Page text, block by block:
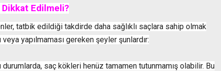
Edilmeli?
tatbik edildiği takdirde daha sağlıklı saçlara sahip olmak
yapılmaması gereken şeyler şunlardır:
saç kökleri henüz tamamen tutunmamış olabilir. Bu